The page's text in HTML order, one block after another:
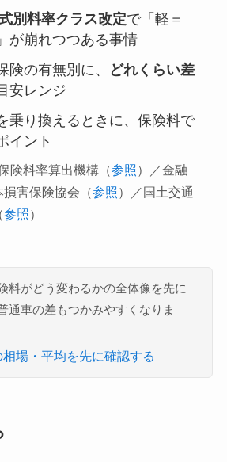
別料率クラス改定で「軽＝
が崩れつつある事情
険の有無別に、
どれくらい差
安レンジ
乗り換えるときに、保険料で
イント
険料率算出機構（参照）／金融
損害保険協会（参照）／国土交通
参照）
料がどう変わるかの全体像を先に
通車の差もつかみやすくなりま
場・平均を先に確認する